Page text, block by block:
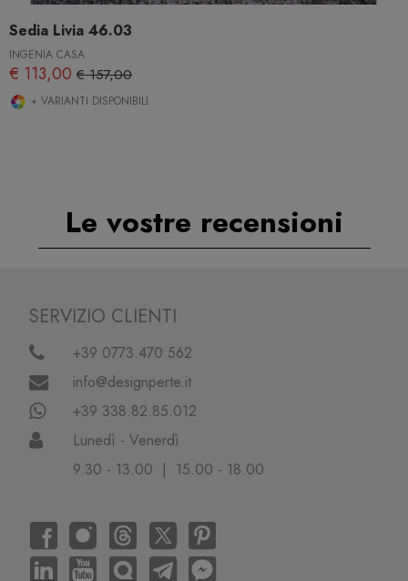
Sedia Livia 46.03
INGENIA CASA
€ 113,00 € 157,00
+ VARIANTI DISPONIBILI
Le vostre recensioni
SERVIZIO CLIENTI
+39 0773.470.562
info@designperte.it
+39 338.82.85.012
Lunedì - Venerdì
9.30 - 13.00 | 15.00 - 18.00